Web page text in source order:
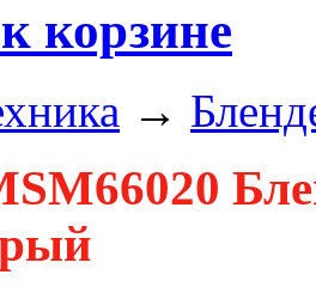
корзине
→